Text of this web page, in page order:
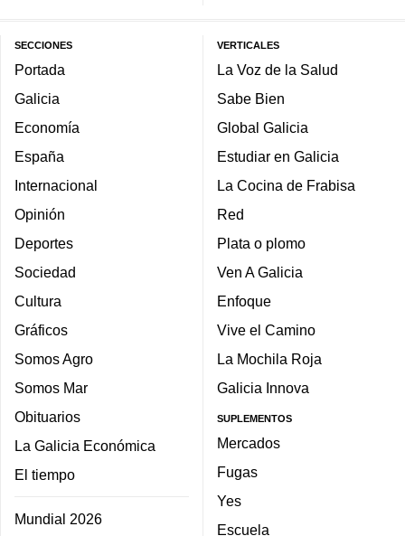
SECCIONES
Portada
Galicia
Economía
España
Internacional
Opinión
Deportes
Sociedad
Cultura
Gráficos
Somos Agro
Somos Mar
Obituarios
La Galicia Económica
El tiempo
Mundial 2026
VERTICALES
La Voz de la Salud
Sabe Bien
Global Galicia
Estudiar en Galicia
La Cocina de Frabisa
Red
Plata o plomo
Ven A Galicia
Enfoque
Vive el Camino
La Mochila Roja
Galicia Innova
SUPLEMENTOS
Mercados
Fugas
Yes
Escuela